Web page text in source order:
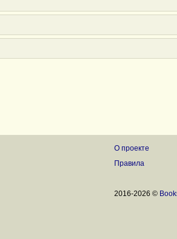
О проекте
Правила
2016-2026 ©